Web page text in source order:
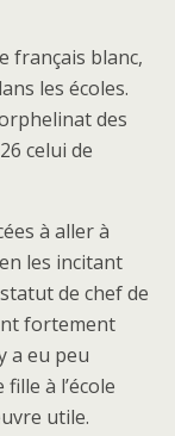
français blanc,
les écoles.
des
celui de
à aller à
les incitant
de chef de
fortement
a eu peu
à l’école
utile.